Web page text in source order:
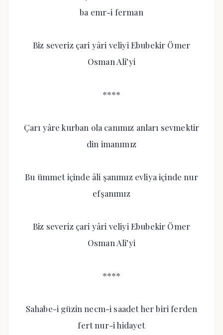
ba emr-i ferman
Biz severiz çari yâri veliyi Ebubekir Ömer
Osman Ali’yi
****
Çarı yâre kurban ola canımız anları sevmektir
din imanımız
Bu ümmet içinde âli şanımız evliya içinde nur
efşanımız
Biz severiz çari yâri veliyi Ebubekir Ömer
Osman Ali’yi
****
Sahabe-i güzin necm-i saadet her biri ferden
fert nur-i hidayet